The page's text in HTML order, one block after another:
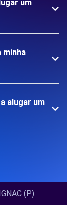
um
minha
alugar um
(P)